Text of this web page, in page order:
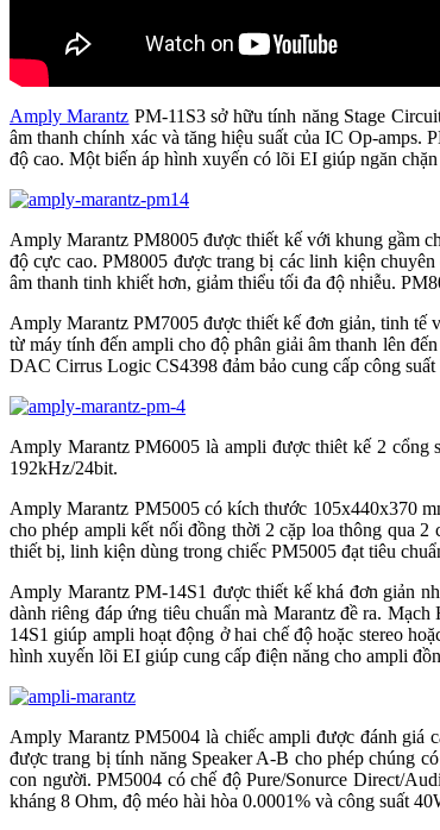
Amply Marantz PM-11S3 sở hữu tính năng Stage
âm thanh chính xác và tăng hiệu suất của IC Op-
độ cao. Một biến áp hình xuyến có lõi EI giúp ngăn
Amply Marantz PM8005 được thiết kế với khung gầm
độ cực cao. PM8005 được trang bị các linh kiện
âm thanh tinh khiết hơn, giảm thiểu tối đa độ nhiễu.
Amply Marantz PM7005 được thiết kế đơn giản, tinh tế
từ máy tính đến ampli cho độ phân giải âm thanh lên
DAC Cirrus Logic CS4398 đảm bảo cung cấp công
Amply Marantz PM6005 là ampli được thiêt kế 2 cổng
192kHz/24bit.
Amply Marantz PM5005 có kích thước 105x440x370
cho phép ampli kết nối đồng thời 2 cặp loa thông qua 2
thiết bị, linh kiện dùng trong chiếc PM5005 đạt tiêu
Amply Marantz PM-14S1 được thiết kế khá đơn giản
dành riêng đáp ứng tiêu chuẩn mà Marantz đề ra.
14S1 giúp ampli hoạt động ở hai chế độ hoặc stereo
hình xuyến lõi EI giúp cung cấp điện năng cho ampli
Amply Marantz PM5004 là chiếc ampli được đánh giá
được trang bị tính năng Speaker A-B cho phép chúng
con người. PM5004 có chế độ Pure/Sonurce Direct/
kháng 8 Ohm, độ méo hài hòa 0.0001% và công suất